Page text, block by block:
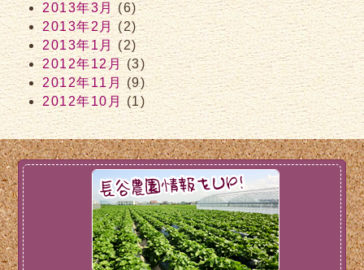
2013年3月(6)
2013年2月(2)
2013年1月(2)
2012年12月(3)
2012年11月(9)
2012年10月(1)